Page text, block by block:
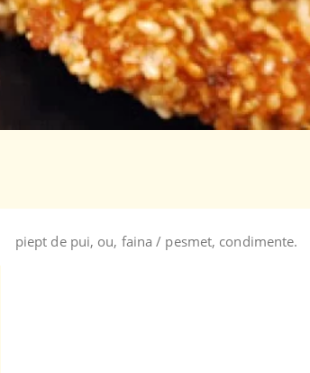
piept de pui, ou, faina / pesmet, condimente.